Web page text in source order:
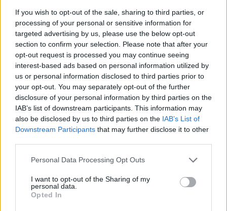
If you wish to opt-out of the sale, sharing to third parties, or
processing of your personal or sensitive information for
targeted advertising by us, please use the below opt-out
section to confirm your selection. Please note that after your
opt-out request is processed you may continue seeing
interest-based ads based on personal information utilized by
us or personal information disclosed to third parties prior to
your opt-out. You may separately opt-out of the further
disclosure of your personal information by third parties on the
IAB’s list of downstream participants. This information may
also be disclosed by us to third parties on the IAB’s List of
Downstream Participants that may further disclose it to other
Please note that this website/app uses one or more Google
not limited to your visit or usage behaviour. You may click to
grant or deny consent to Google and its third-party tags to
use your data for below specified purposes in below Google
Personal Data Processing Opt Outs
I want to opt-out of the Sharing of my
personal data.
Opted In
ΔΕΘ τετραετίας με μέτρα για όλους: Τι θα πει ο
Μητσοτάκης στη Θεσσαλονίκη για μισθούς,
συντάξεις, επιχειρήσεις, αγρότες και στεγαστικό
10.08.2026, 08:51